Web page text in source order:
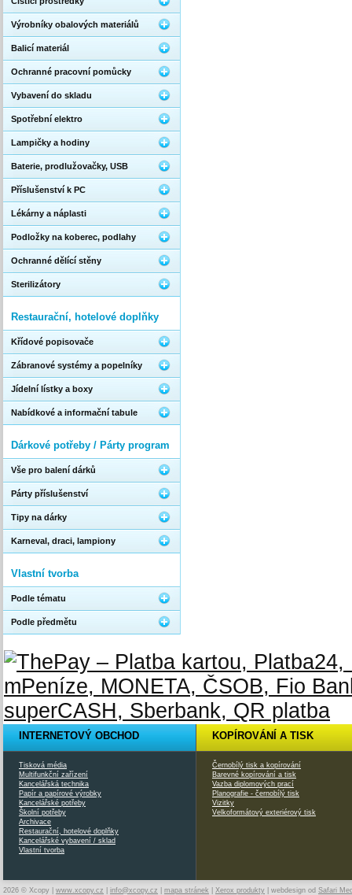
Výrobníky obalových materiálů
Balicí materiál
Ochranné pracovní pomůcky
Vybavení do skladu
Spotřební elektro
Lampičky a hodiny
Baterie, prodlužovačky, USB
Příslušenství k PC
Lékárny a náplasti
Podložky na koberec, podlahy
Ochranné dělící stěny
Sterilizátory
Restaurační, hotelové doplňky
Křídové popisovače
Zábranové systémy a popelníky
Jídelní lístky a boxy
Nabídkové a informační tabule
Dárkové potřeby / Párty program
Vše pro balení dárků
Párty příslušenství
Tipy na dárky
Karneval, draci, lampiony
Vlastní tvorba
Podle tématu
Podle předmětu
INTERNETOVÝ OBCHOD
Tisková média
Multifunkční zařízení
Kancelářská technika
Papír a papírové výrobky
Kancelářské potřeby
Školní potřeby
Archivace
Restaurační, hotelové doplňky
Kancelářské vybavení / sklad
Vlastní tvorba
KOPÍROVÁNÍ A TISK
Černobílý tisk a kopírování
Barevné kopírování a tisk
Vazba diplomových prací
Planografie - černobílý tisk
Vizitky
Velkoformátový exteriérový tisk
2026 © Xcopy | www.xcopy.cz info@xcopy.cz mapa stránek Xerox produkty | webdesign od Safari